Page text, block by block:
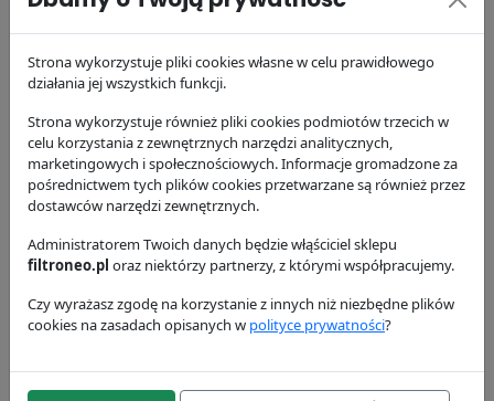
Kod produktu: P 550938
117.47 zł brutto
DODAJ DO KOSZYKA
dostępność:w magazynie
wysyłka:24/48 h
Dostawa i płatność
Zamienniki - Filtr oleju P550938
Strona wykorzystuje pliki cookies własne w celu prawidłowego
działania jej wszystkich funkcji.
Strona wykorzystuje również pliki cookies podmiotów trzecich w
celu korzystania z zewnętrznych narzędzi analitycznych,
marketingowych i społecznościowych. Informacje gromadzone za
pośrednictwem tych plików cookies przetwarzane są również przez
dostawców narzędzi zewnętrznych.
Administratorem Twoich danych będzie włąściciel sklepu
filtroneo.pl oraz niektórzy partnerzy, z którymi współpracujemy.
Czy wyrażasz zgodę na korzystanie z innych niż niezbędne plików
cookies na zasadach opisanych w polityce prywatności?